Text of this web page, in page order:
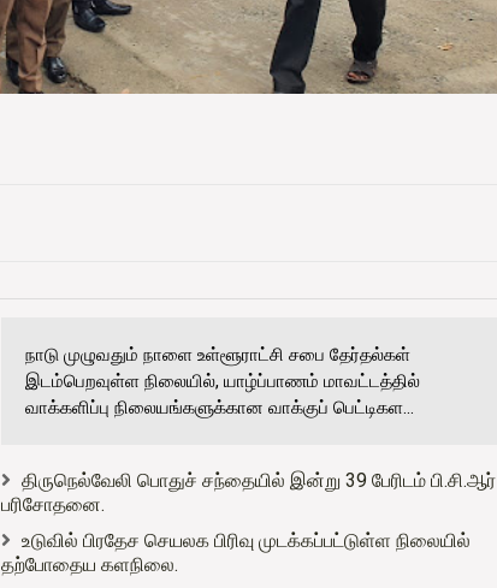
நாடு முழுவதும் நாளை உள்ளூராட்சி சபை தேர்தல்கள்
இடம்பெறவுள்ள நிலையில், யாழ்ப்பாணம் மாவட்டத்தில்
வாக்களிப்பு நிலையங்களுக்கான வாக்குப் பெட்டிகள...
திருநெல்வேலி பொதுச் சந்தையில் இன்று 39 பேரிடம் பி.சி.ஆர்
பரிசோதனை.
உடுவில் பிரதேச செயலக பிரிவு முடக்கப்பட்டுள்ள நிலையில்
தற்போதைய களநிலை.